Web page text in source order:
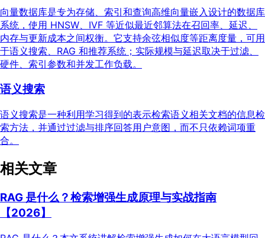
向量数据库是专为存储、索引和查询高维向量嵌入设计的数据库
系统，使用 HNSW、IVF 等近似最近邻算法在召回率、延迟、
内存与更新成本之间权衡。它支持余弦相似度等距离度量，可用
于语义搜索、RAG 和推荐系统；实际规模与延迟取决于过滤、
硬件、索引参数和并发工作负载。
语义搜索
语义搜索是一种利用学习得到的表示检索语义相关文档的信息检
索方法，并通过过滤与排序回答用户意图，而不只依赖词项重
合。
相关文章
RAG 是什么？检索增强生成原理与实战指南
【2026】